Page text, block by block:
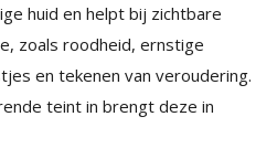
huid en helpt bij zichtbare
zoals roodheid, ernstige
en tekenen van veroudering.
teint in brengt deze in